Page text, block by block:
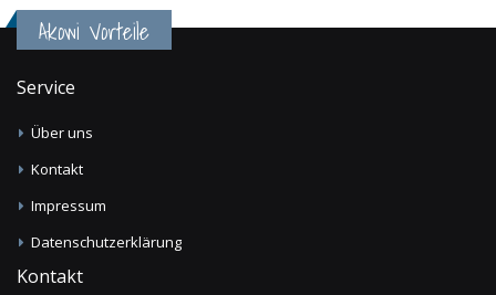
Akowi Vorteile
Service
Über uns
Kontakt
Impressum
Datenschutzerklärung
Kontakt